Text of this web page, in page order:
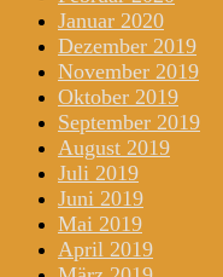
Januar 2020
Dezember 2019
November 2019
Oktober 2019
September 2019
August 2019
Juli 2019
Juni 2019
Mai 2019
April 2019